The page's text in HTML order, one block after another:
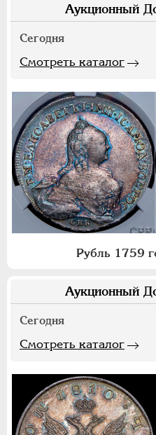
Аукционный
Сегодня
Смотреть каталог
Рубль 1759
Аукционный
Сегодня
Смотреть каталог